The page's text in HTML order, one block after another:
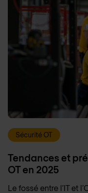
Sécurité OT
Tendances et
OT en 2025
Le fossé entre l’IT et